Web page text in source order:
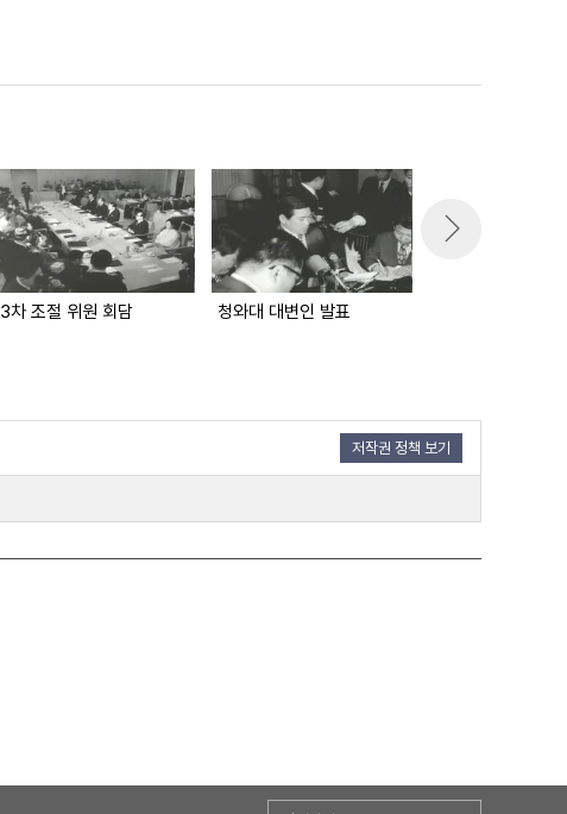
3차 조절 위원 회담 청와대 대변인 발표
저작권 정책 보기